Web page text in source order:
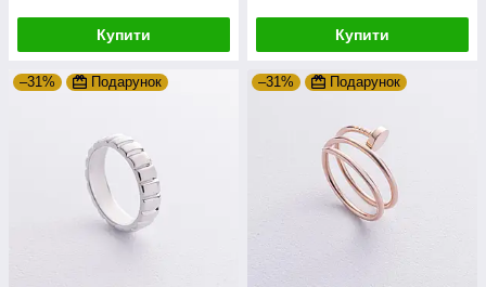
Купити Купити
–31% Подарунок –31% Подарунок